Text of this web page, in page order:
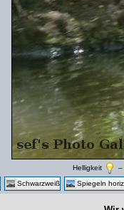
Helligkeit
–
Schwarzweiß Spiegeln